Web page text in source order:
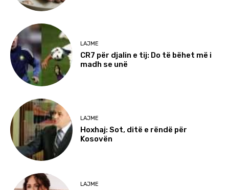
LAJME
CR7 për djalin e tij: Do të bëhet më i
madh se unë
LAJME
Hoxhaj: Sot, ditë e rëndë për
Kosovën
LAJME